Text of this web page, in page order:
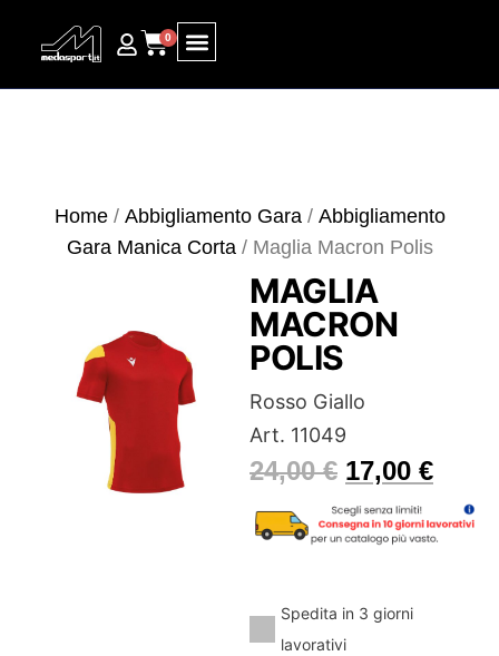
0
Home/ Abbigliamento Gara/ Abbigliamento
Gara Manica Corta/ Maglia Macron Polis
MAGLIA
MACRON
POLIS
Rosso Giallo
Art. 11049
24,00€ 17,00 €
Spedita in 3 giorni
lavorativi